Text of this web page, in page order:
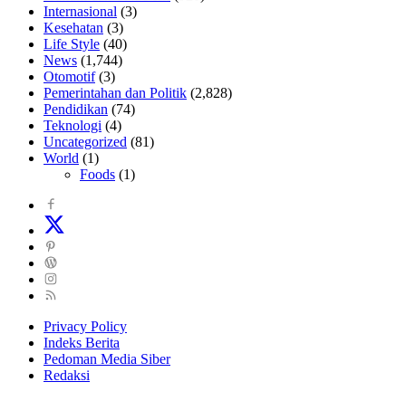
Internasional (3)
Kesehatan (3)
Life Style (40)
News (1,744)
Otomotif(3)
Pemerintahan dan Politik (2,828)
Pendidikan (74)
Teknologi (4)
Uncategorized (81)
World (1)
Foods (1)
Privacy Policy
Indeks Berita
Pedoman Media Siber
Redaksi